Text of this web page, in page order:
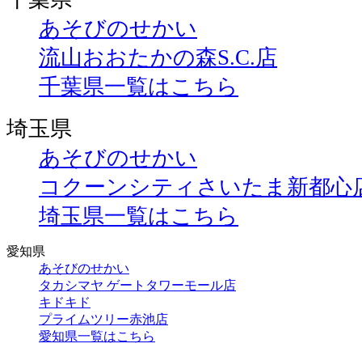
あそびのせかい
流山おおたかの森S.C.店
千葉県一覧はこちら
埼玉県
あそびのせかい
コクーンシティさいたま新都心
埼玉県一覧はこちら
愛知県
あそびのせかい
タカシマヤ ゲートタワーモール店
キドキド
プライムツリー赤池店
愛知県一覧はこちら